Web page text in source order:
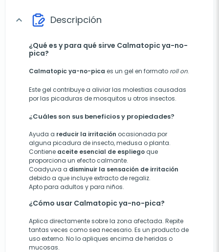
expand_more Descripción
¿Qué es y para qué sirve Calmatopic ya-no-
pica?
Calmatopic ya-no-pica es un gel en formato roll on.
Este gel contribuye a aliviar las molestias causadas
por las picaduras de mosquitos u otros insectos.
¿Cuáles son sus beneficios y propiedades?
Ayuda a reducir la irritación ocasionada por
alguna picadura de insecto, medusa o planta.
Contiene aceite esencial de espliego que
proporciona un efecto calmante.
Coadyuva a disminuir la sensación de irritación
debido a que incluye extracto de regaliz.
Apto para adultos y para niños.
¿Cómo usar Calmatopic ya-no-pica?
Aplica directamente sobre la zona afectada. Repite
tantas veces como sea necesario. Es un producto de
uso externo. No lo apliques encima de heridas o
mucosas.